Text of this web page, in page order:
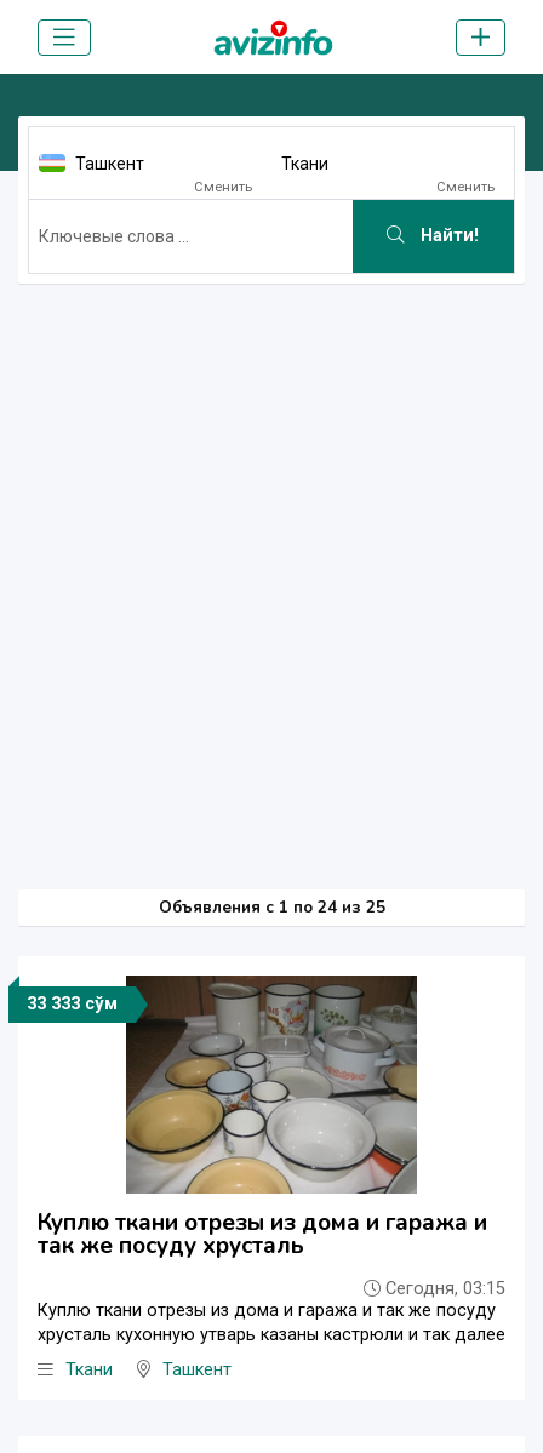
Ташкент
Сменить
Ткани
Сменить
Найти!
Объявления c 1 по 24 из 25
33 333 сўм
Куплю ткани отрезы из дома и гаража и
так же посуду хрусталь
Сегодня, 03:15
Куплю ткани отрезы из дома и гаража и так же посуду
хрусталь кухонную утварь казаны кастрюли и так далее
Ткани
Ташкент